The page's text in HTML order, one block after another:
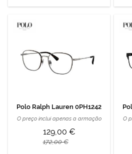
Polo Ralph Lauren 0PH1242
O preço inclui apenas a armação
129,00 €
172,00 €
O